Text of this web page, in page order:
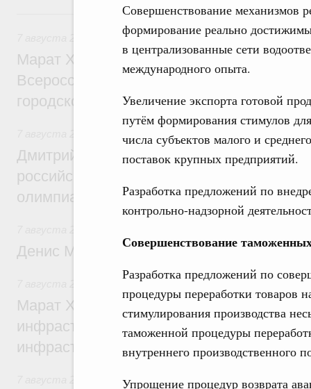
Совершенствование механизмов
формирование реально
в централизованные сети
международного опыта.
Увеличение экспорта готовой
путём формирования стимулов
числа субъектов малого и
поставок крупных предприятий.
Разработка предложений по
контрольно-надзорной
Совершенствование
Разработка предложений по
процедуры переработки товаров
стимулирования производства
таможенной процедуры
внутреннего производственного
Упрощение процедур возврата
7 августа, пятница
Экономика городов. Городская среда
Марат Хуснуллин провёл заседание
Всероссийского конкурса лучших
городской среды
Отрасль информационных технологий
Дмитрий Чернышенко и Сергей Кравцов
российскую сборную с победой на
олимпиаде по искусственному
Денис Мантуров посетил Ярославскую
Бюджеты субъектов Федерации.
Марат Хуснуллин: 15 объектов
инфраструктуры построили и обновили
инфраструктурным кредитам
Развитие сельских территорий